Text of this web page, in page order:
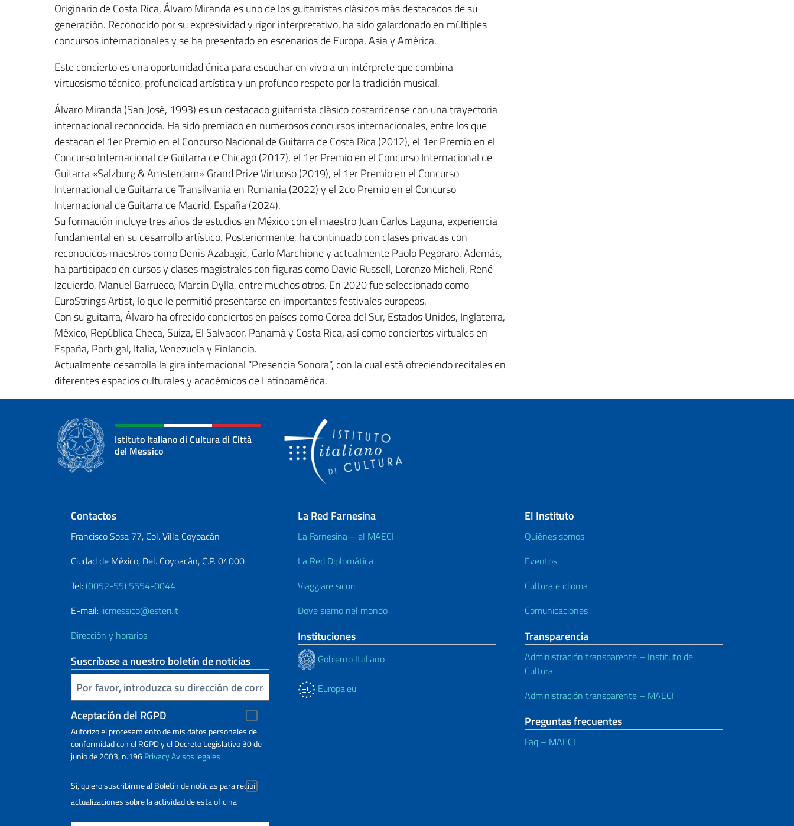
Originario de Costa Rica, Álvaro Miranda es uno de los guitarristas clásicos más destacados de su
generación. Reconocido por su expresividad y rigor interpretativo, ha sido galardonado en múltiples
concursos internacionales y se ha presentado en escenarios de Europa, Asia y América.
Este concierto es una oportunidad única para escuchar en vivo a un intérprete que combina
virtuosismo técnico, profundidad artística y un profundo respeto por la tradición musical.
Álvaro Miranda (San José, 1993) es un destacado guitarrista clásico costarricense con una trayectoria
internacional reconocida. Ha sido premiado en numerosos concursos internacionales, entre los que
destacan el 1er Premio en el Concurso Nacional de Guitarra de Costa Rica (2012), el 1er Premio en el
Concurso Internacional de Guitarra de Chicago (2017), el 1er Premio en el Concurso Internacional de
Guitarra «Salzburg & Amsterdam» Grand Prize Virtuoso (2019), el 1er Premio en el Concurso
Internacional de Guitarra de Transilvania en Rumania (2022) y el 2do Premio en el Concurso
Internacional de Guitarra de Madrid, España (2024).
Su formación incluye tres años de estudios en México con el maestro Juan Carlos Laguna, experiencia
fundamental en su desarrollo artístico. Posteriormente, ha continuado con clases privadas con
reconocidos maestros como Denis Azabagic, Carlo Marchione y actualmente Paolo Pegoraro. Además,
ha participado en cursos y clases magistrales con figuras como David Russell, Lorenzo Micheli, René
Izquierdo, Manuel Barrueco, Marcin Dylla, entre muchos otros. En 2020 fue seleccionado como
EuroStrings Artist, lo que le permitió presentarse en importantes festivales europeos.
Con su guitarra, Álvaro ha ofrecido conciertos en países como Corea del Sur, Estados Unidos, Inglaterra,
México, República Checa, Suiza, El Salvador, Panamá y Costa Rica, así como conciertos virtuales en
España, Portugal, Italia, Venezuela y Finlandia.
Actualmente desarrolla la gira internacional “Presencia Sonora”, con la cual está ofreciendo recitales en
diferentes espacios culturales y académicos de Latinoamérica.
Istituto Italiano di Cultura di Città
del Messico
Sezione footer
Contactos
Francisco Sosa 77, Col. Villa Coyoacán
Ciudad de México, Del. Coyoacán, C.P. 04000
Tel: (0052-55) 5554-0044
E-mail: iicmessico@esteri.it
Dirección y horarios
Suscríbase a nuestro boletín de noticias
Inserta tu correo electronico
Aceptación del RGPD
Autorizo ​​el procesamiento de mis datos personales de
conformidad con el RGPD y el Decreto Legislativo 30 de
junio de 2003, n.196PrivacyAvisos legales
Sí, quiero suscribirme al Boletín de noticias para recibir
actualizaciones sobre la actividad de esta oficina
La Red Farnesina
La Farnesina – el MAECI
La Red Diplomática
Viaggiare sicuri
Dove siamo nel mondo
Instituciones
Gobierno Italiano
Europa.eu
El Instituto
Quiénes somos
Eventos
Cultura e idioma
Comunicaciones
Transparencia
Administración transparente – Instituto de
Cultura
Administración transparente – MAECI
Preguntas frecuentes
Faq – MAECI